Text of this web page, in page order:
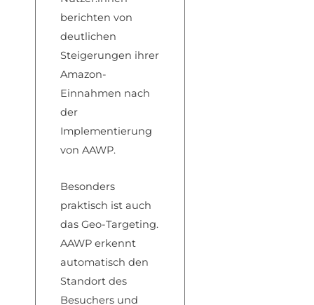
berichten von
deutlichen
Steigerungen ihrer
Amazon-
Einnahmen nach
der
Implementierung
von AAWP.
Besonders
praktisch ist auch
das Geo-Targeting.
AAWP erkennt
automatisch den
Standort des
Besuchers und